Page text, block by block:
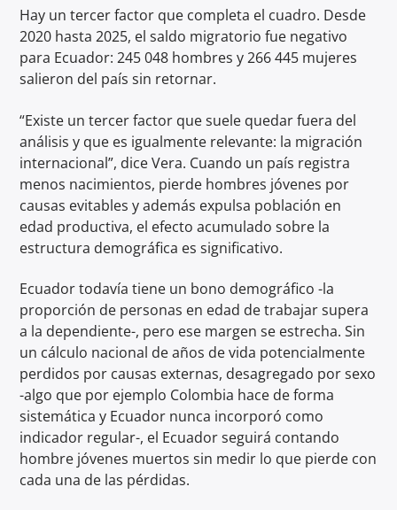
Hay un tercer factor que completa el cuadro. Desde
2020 hasta 2025, el saldo migratorio fue negativo
para Ecuador: 245 048 hombres y 266 445 mujeres
salieron del país sin retornar.
“Existe un tercer factor que suele quedar fuera del
análisis y que es igualmente relevante: la migración
internacional”, dice Vera. Cuando un país registra
menos nacimientos, pierde hombres jóvenes por
causas evitables y además expulsa población en
edad productiva, el efecto acumulado sobre la
estructura demográfica es significativo.
Ecuador todavía tiene un bono demográfico -la
proporción de personas en edad de trabajar supera
a la dependiente-, pero ese margen se estrecha. Sin
un cálculo nacional de años de vida potencialmente
perdidos por causas externas, desagregado por sexo
-algo que por ejemplo Colombia hace de forma
sistemática y Ecuador nunca incorporó como
indicador regular-, el Ecuador seguirá contando
hombre jóvenes muertos sin medir lo que pierde con
cada una de las pérdidas.